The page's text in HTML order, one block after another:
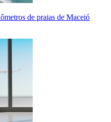
de praias de Maceió